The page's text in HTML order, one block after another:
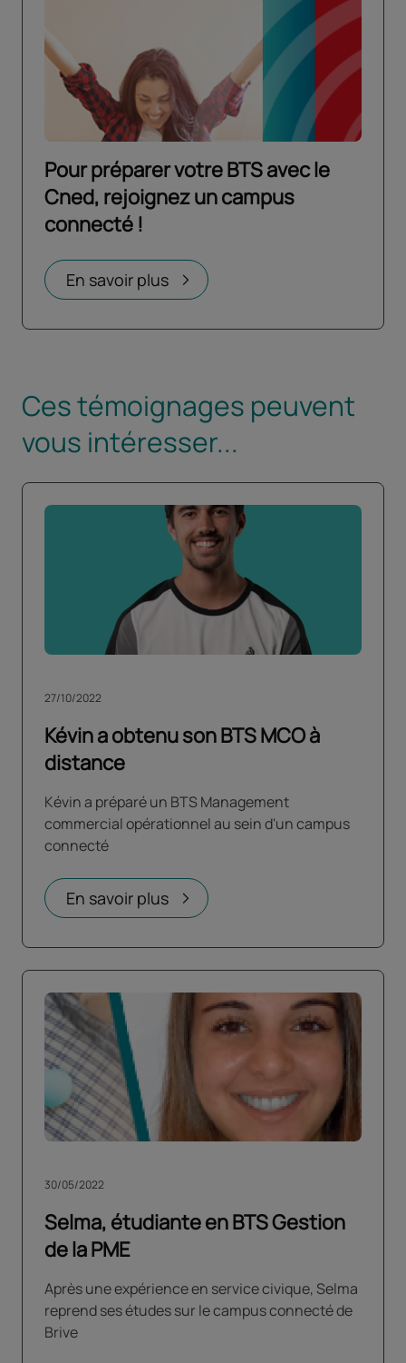
Pour préparer votre BTS avec le
Cned, rejoignez un campus
connecté !
En savoir plus
Ouvrir dans un nouvel onglet
Ces témoignages peuvent
vous intéresser...
Kévin a obtenu son BTS MCO à
distance
27/10/2022
Kévin a préparé un BTS Management
commercial opérationnel au sein d'un campus
connecté
En savoir plus
Selma, étudiante en BTS Gestion
de la PME
30/05/2022
Après une expérience en service civique, Selma
reprend ses études sur le campus connecté de
Brive